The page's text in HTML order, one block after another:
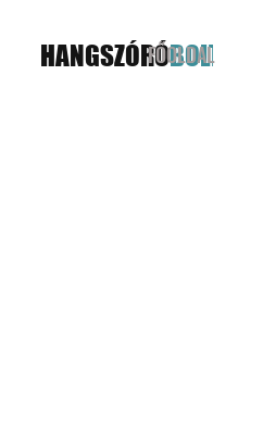
HANGSZÓRÓBOLT
FŐOLDAL